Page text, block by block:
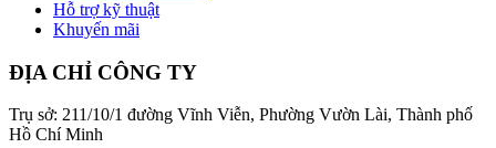
Hỗ trợ kỹ thuật
Khuyến mãi
ĐỊA CHỈ CÔNG TY
Trụ sở: 211/10/1 đường Vĩnh Viễn, Phường Vườn Lài, Thành phố
Hồ Chí Minh